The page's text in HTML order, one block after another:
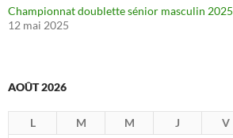
Championnat doublette sénior masculin 2025
12 mai 2025
AOÛT 2026
L M M J V